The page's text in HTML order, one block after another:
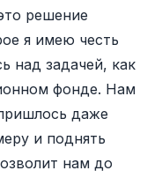
решение
я имею честь
над задачей, как
фонде. Нам
даже
и поднять
нам до